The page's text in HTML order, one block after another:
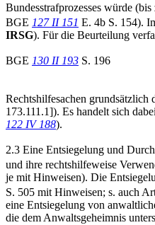
Bundesstrafprozesses würde
BGE 127 II 151 E. 4b S. 154).
IRSG). Für die Beurteilung
BGE 130 II 193 S. 196
Rechtshilfesachen
173.111.1]). Es handelt sich
122 IV 188).
2.3 Eine Entsiegelung und
und ihre rechtshilfeweise
je mit Hinweisen). Die
S. 505 mit Hinweisen; s. auch
eine Entsiegelung von
die dem Anwaltsgeheimnis